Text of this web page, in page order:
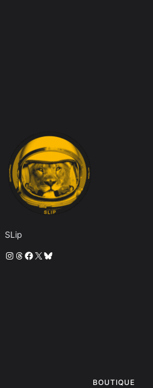
SLip
Instagram
Threads
Facebook
X Bluesky
BOUTIQUE